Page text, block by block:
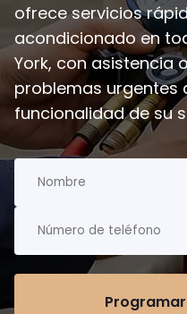
ofrece servicios
acondicionado en
York, con asistencia
problemas urgentes
funcionalidad de su